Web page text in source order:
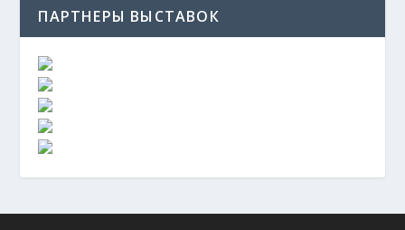
ПАРТНЕРЫ ВЫСТАВОК